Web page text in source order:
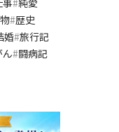
事 純愛
歴史
婚 旅行記
ん 闘病記